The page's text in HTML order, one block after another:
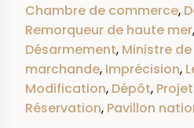
Chambre de commerce,
Remorqueur de haute mer,
Désarmement, Ministre
marchande, Imprécision,
Modification, Dépôt,
Réservation, Pavillon